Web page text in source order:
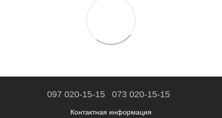
097 020-15-15 073 020-15-15
Контактная информация